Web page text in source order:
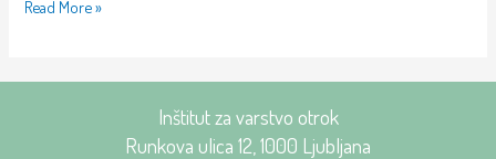
Read More »
Inštitut za varstvo otrok
Runkova ulica 12, 1000 Ljubljana